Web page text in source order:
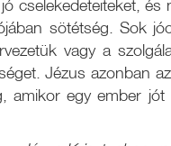
cselekedeteiteket, és
sötétség. Sok
vagy a
Jézus azonban
amikor egy ember